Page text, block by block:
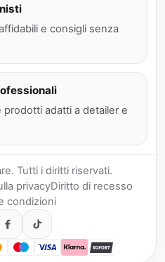
e consigli senza
adatti a detailer e
Tutti i diritti riservati.
privacyDiritto di recesso
condizioni
Maestro
Visa KlarnaSOFORT